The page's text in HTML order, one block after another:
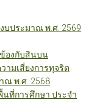
บประมาณ พ.ศ. 2569
ข้องกับสินบน
ามเสี่ยงการทุจริต
ณ พ.ศ. 2568
นที่การศึกษา ประจำ